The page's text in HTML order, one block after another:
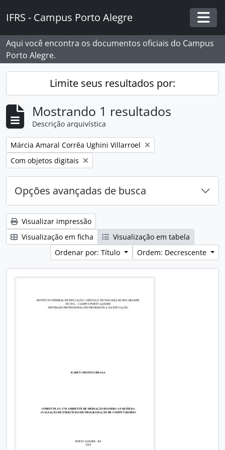
IFRS - Campus Porto Alegre
Aqui você encontra os documentos oficiais do Campus
Porto Alegre.
Limite seus resultados por:
Mostrando 1 resultados
Descrição arquivística
Remover filtro:
Márcia Amaral Corrêa Ughini Villarroel
Remover filtro:
Com objetos digitais
Opções avançadas de busca
Visualizar impressão
Visualização em ficha
Visualização em tabela
Ordenar por: Título
Ordem: Decrescente